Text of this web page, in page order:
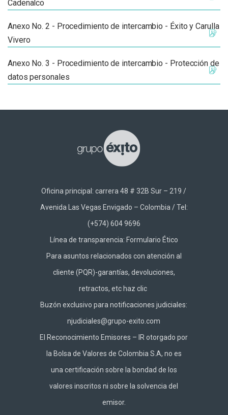
Cadenalco
Anexo No. 2 - Procedimiento de intercambio - Éxito y Carulla
Vivero
Anexo No. 3 - Procedimiento de intercambio - Protección de
datos personales
Oficina principal: carrera 48 # 32B Sur – 219 /
Avenida Las Vegas Envigado – Colombia / Tel:
(+574) 604 9696
Línea de transparencia: Formulario Ético
Para asuntos relacionados con atención al
cliente (PQR)-garantías, devoluciones,
retractos, etc hazclic
Buzón exclusivo para notificaciones judiciales:
njudiciales@grupo-exito.com
El Reconocimiento Emisores – IR otorgado por
la Bolsa de Valores de Colombia S.A, no es
una certificación sobre la bondad de los
valores inscritos ni sobre la solvencia del
emisor.